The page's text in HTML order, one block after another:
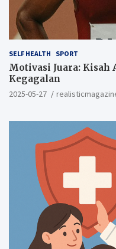
SELF HEALTH SPORT
Motivasi Juara:
Kegagalan
2025-05-27